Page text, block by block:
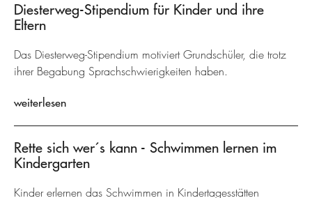
Diesterweg-Stipendium für Kinder und ihre
Eltern
Das Diesterweg-Stipendium motiviert Grundschüler, die trotz
ihrer Begabung Sprachschwierigkeiten haben.
weiterlesen
Rette sich wer´s kann - Schwimmen lernen im
Kindergarten
Kinder erlernen das Schwimmen in Kindertagesstätten